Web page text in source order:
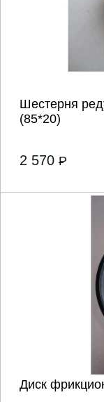
Шестерня
(85*20)
2 570 P
Диск